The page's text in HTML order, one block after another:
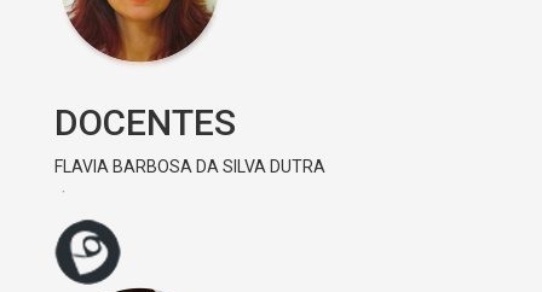
DOCENTES
FLAVIA BARBOSA DA SILVA DUTRA